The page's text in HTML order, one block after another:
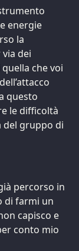
energie
la
dei
che voi
questo
le difficoltà
del gruppo di
percorso in
di farmi un
capisco e
conto mio